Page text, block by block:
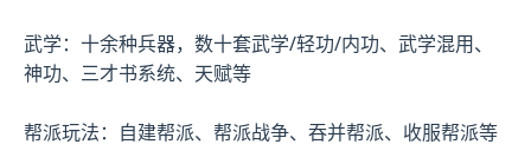
武学：十余种兵器，数十套武学/轻功/内功、武学混用、
神功、三才书系统、天赋等
帮派玩法：自建帮派、帮派战争、吞并帮派、收服帮派等